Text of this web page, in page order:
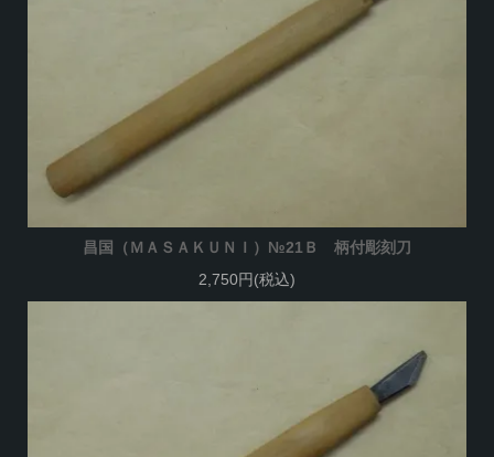
昌国（ＭＡＳＡＫＵＮＩ）№21Ｂ 柄付彫刻刀
2,750円(税込)